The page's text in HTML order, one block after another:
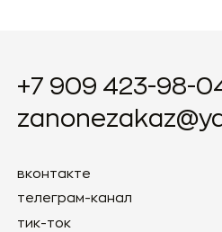
uv / led гели
жидкие полигели
1 кг